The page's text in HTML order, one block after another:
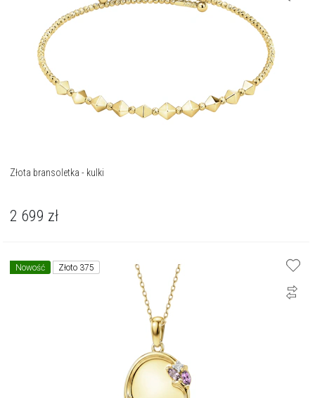
Złota bransoletka - kulki
2 699 zł
Nowość Złoto 375